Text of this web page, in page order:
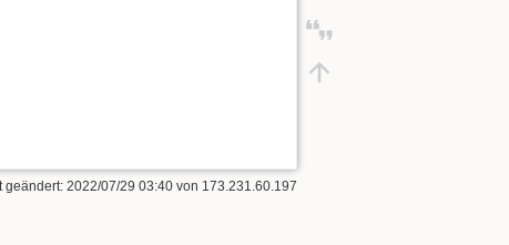
geändert: 2022/07/29 03:40 von 173.231.60.197